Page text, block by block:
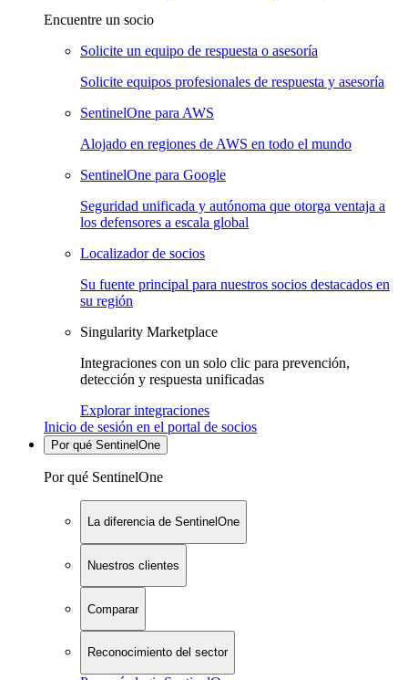
Encuentre un socio
Solicite un equipo de respuesta o asesoría
Solicite equipos profesionales de respuesta y asesoría
SentinelOne para AWS
Alojado en regiones de AWS en todo el mundo
SentinelOne para Google
Seguridad unificada y autónoma que otorga ventaja a
los defensores a escala global
Localizador de socios
Su fuente principal para nuestros socios destacados en
su región
Singularity Marketplace
Integraciones con un solo clic para prevención,
detección y respuesta unificadas
Explorar integraciones
Inicio de sesión en el portal de socios
Por qué SentinelOne
Por qué SentinelOne
La diferencia de SentinelOne
Nuestros clientes
Comparar
Reconocimiento del sector